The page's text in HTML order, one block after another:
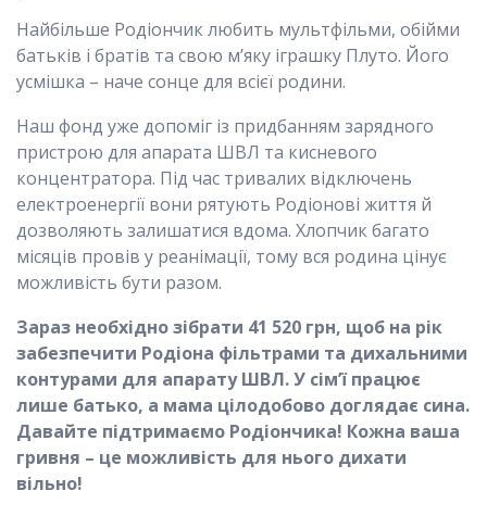
Найбільше Родіончик любить мультфільми, обійми
батьків і братів та свою м’яку іграшку Плуто. Його
усмішка – наче сонце для всієї родини.
Наш фонд уже допоміг із придбанням зарядного
пристрою для апарата ШВЛ та кисневого
концентратора. Під час тривалих відключень
електроенергії вони рятують Родіонові життя й
дозволяють залишатися вдома. Хлопчик багато
місяців провів у реанімації, тому вся родина цінує
можливість бути разом.
Зараз необхідно зібрати 41 520 грн, щоб на рік
забезпечити Родіона фільтрами та дихальними
контурами для апарату ШВЛ. У сім’ї працює
лише батько, а мама цілодобово доглядає сина.
Давайте підтримаємо Родіончика! Кожна ваша
гривня – це можливість для нього дихати
вільно!